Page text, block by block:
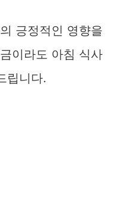
긍정적인 영향을
이라도 아침 식사
립니다.